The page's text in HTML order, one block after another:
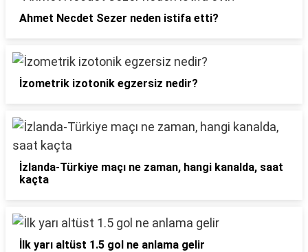
Ahmet Necdet Sezer neden istifa etti?
İzometrik izotonik egzersiz nedir?
İzlanda-Türkiye maçı ne zaman, hangi kanalda, saat
kaçta
İlk yarı altüst 1.5 gol ne anlama gelir